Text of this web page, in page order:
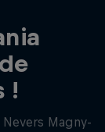
!
Magny-